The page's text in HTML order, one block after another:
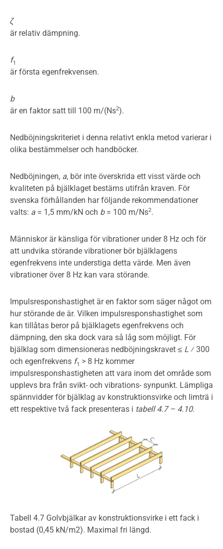
ζ
är relativ dämpning.
f1
är första egenfrekvensen.
b
är en faktor satt till 100 m/(Ns2).
Nedböjningskriteriet i denna relativt enkla metod varierar i
olika bestämmelser och handböcker.
Nedböjningen, a, bör inte överskrida ett visst värde och
kvaliteten på bjälklaget bestäms utifrån kraven. För
svenska förhållanden har följande rekommendationer
valts: a = 1,5 mm/kN och b = 100 m/Ns2.
Människor är känsliga för vibrationer under 8 Hz och för
att undvika störande vibrationer bör bjälklagens
egenfrekvens inte understiga detta värde. Men även
vibrationer över 8 Hz kan vara störande.
Impulsresponshastighet är en faktor som säger något om
hur störande de är. Vilken impulsresponshastighet som
kan tillåtas beror på bjälklagets egenfrekvens och
dämpning, den ska dock vara så låg som möjligt. För
bjälklag som dimensioneras nedböjningskravet ≤ L ⁄ 300
och egenfrekvens f1 > 8 Hz kommer
impulsresponshastigheten att vara inom det område som
upplevs bra från svikt- och vibrations- synpunkt. Lämpliga
spännvidder för bjälklag av konstruktionsvirke och limträ i
ett respektive två fack presenteras i tabell 4.7 – 4.10.
Tabell 4.7 Golvbjälkar av konstruktionsvirke i ett fack i
bostad (0,45 kN/m2). Maximal fri längd.